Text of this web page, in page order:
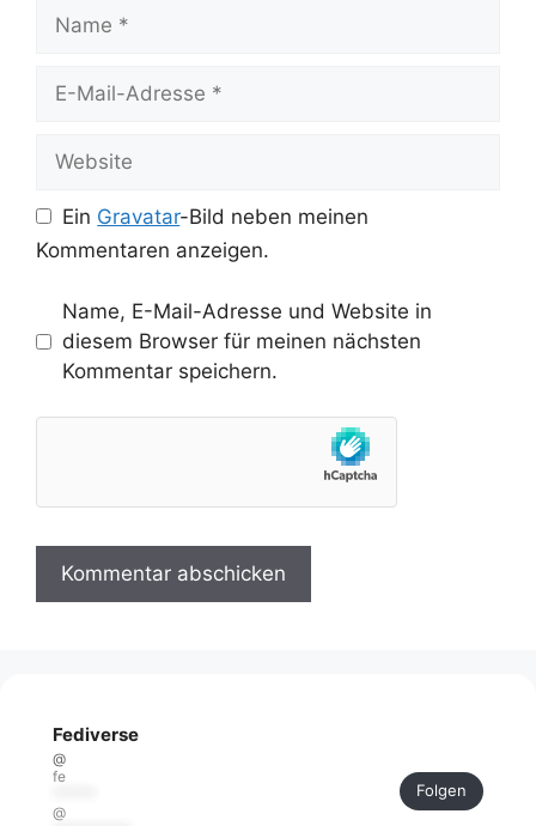
Name
Website
Ein Gravatar-Bild neben meinen
Kommentaren anzeigen.
Name, E-Mail-Adresse und Website in
diesem Browser für meinen nächsten
Kommentar speichern.
Fediverse
@
fe
@
Folgen